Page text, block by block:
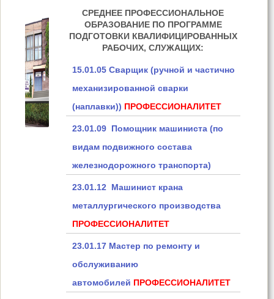
СРЕДНЕЕ ПРОФЕССИОНАЛЬНОЕ
ОБРАЗОВАНИЕ ПО ПРОГРАММЕ
ПОДГОТОВКИ КВАЛИФИЦИРОВАННЫХ
РАБОЧИХ, СЛУЖАЩИХ:
15.01.05 Сварщик (ручной и частично
механизированной сварки
(наплавки)) ПРОФЕССИОНАЛИТЕТ
23.01.09 Помощник машиниста (по
видам подвижного состава
железнодорожного транспорта)
23.01.12 Машинист крана
металлургического производства
ПРОФЕССИОНАЛИТЕТ
23.01.17 Мастер по ремонту и
обслуживанию
автомобилей ПРОФЕССИОНАЛИТЕТ